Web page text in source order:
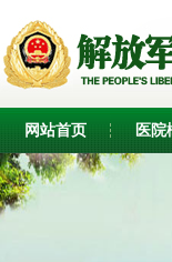
网站首页 医院